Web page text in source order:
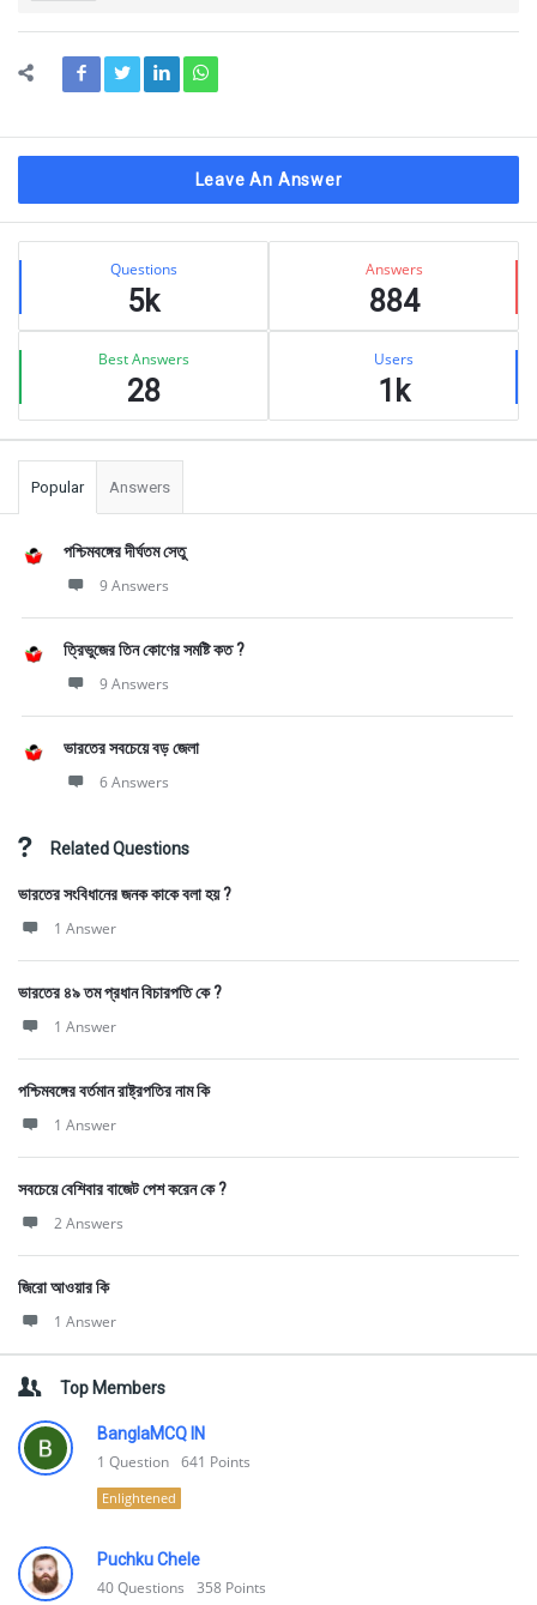
Leave An Answer
Sidebar
Stats Questions
5k
Answers
884
Best Answers
28
Users
1k
Popular Answers
পশ্চিমবঙ্গের দীর্ঘতম সেতু
9 Answers
ত্রিভুজের তিন কোণের সমষ্টি কত ?
9 Answers
ভারতের সবচেয়ে বড় জেলা
6 Answers
Related Questions
ভারতের সংবিধানের জনক কাকে বলা হয় ?
1 Answer
ভারতের ৪৯ তম প্রধান বিচারপতি কে ?
1 Answer
পশ্চিমবঙ্গের বর্তমান রাষ্ট্রপতির নাম কি
1 Answer
সবচেয়ে বেশিবার বাজেট পেশ করেন কে ?
2 Answers
জিরো আওয়ার কি
1 Answer
Top Members
BanglaMCQ IN
1 Question 641 Points
Enlightened
Puchku Chele
40Questions 358 Points